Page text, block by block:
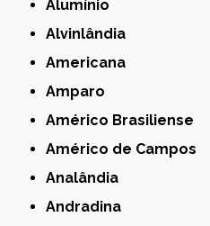
Alumínio
Alvinlândia
Americana
Amparo
Américo Brasiliense
Américo de Campos
Analândia
Andradina